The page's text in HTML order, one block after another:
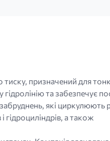
тиску, призначений для
та забезпечує
які циркулюють
гідроциліндрів, а також